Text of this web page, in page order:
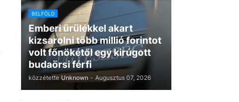
BELFÖLD
Emberi ürülékkel akart
kizsarolni több millió forintot
volt főnökétől egy kirúgott
budaörsi férfi
közzétette Unknown - Augusztus 07, 2026